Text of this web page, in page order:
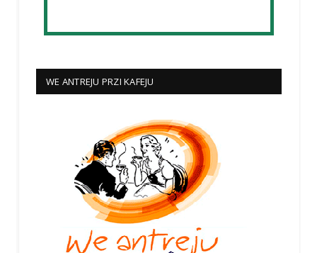
WE ANTREJU PRZI KAFEJU